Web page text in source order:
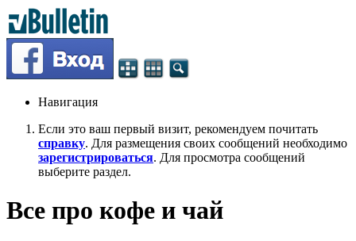
Навигация
Если это ваш первый визит, рекомендуем почитать
справку. Для размещения своих сообщений необходимо
зарегистрироваться. Для просмотра сообщений
выберите раздел.
Все про кофе и чай